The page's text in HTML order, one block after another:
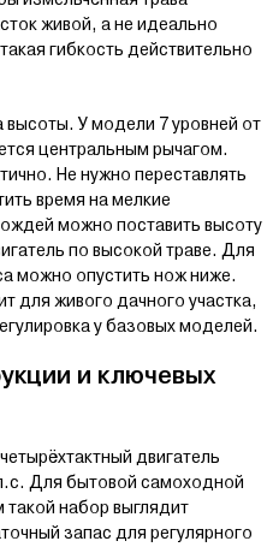
живой, а не идеально
гибкость действительно
высоты. У модели 7 уровней от
центральным рычагом.
Не нужно переставлять
время на мелкие
можно поставить высоту
по высокой траве. Для
можно опустить нож ниже.
для живого дачного участка,
у базовых моделей.
и ключевых
двигатель
Для бытовой самоходной
набор выглядит
запас для регулярного